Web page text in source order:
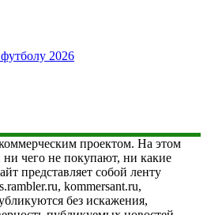
2026
проектом. На этом
ни чего не покупают, ни какие
представляет собой ленту
kommersant.ru,
без искажения,